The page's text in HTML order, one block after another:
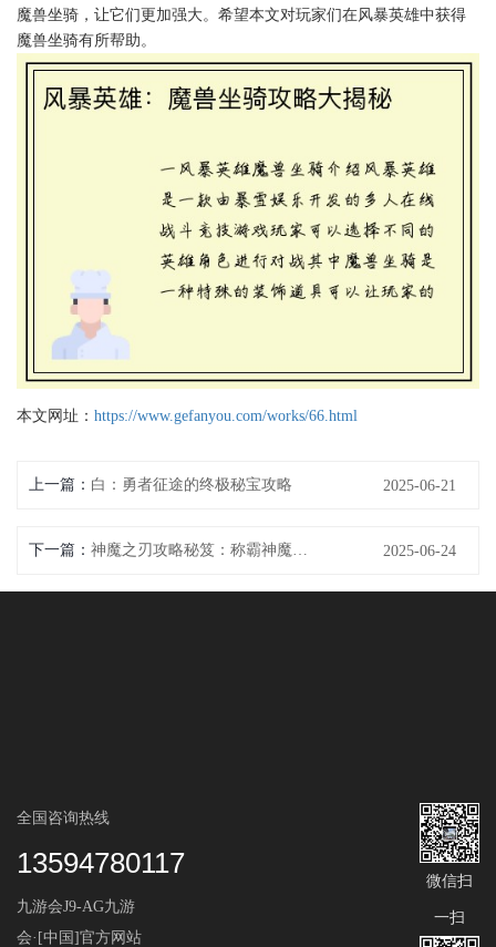
魔兽坐骑，让它们更加强大。希望本文对玩家们在风暴英雄中获得
魔兽坐骑有所帮助。
本文网址： https://www.gefanyou.com/works/66.html
上一篇： 白：勇者征途的终极秘宝攻略 2025-06-21
下一篇： 2025-06-24
全国咨询热线
13594780117
九游会J9-AG九游
会·[中国]官方网站
微信扫
一扫